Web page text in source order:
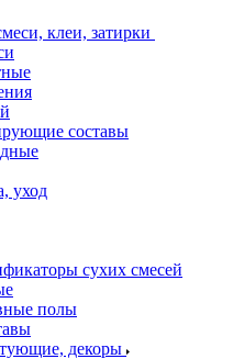
клеи, затирки
составы
уход
сухих смесей
полы
декоры